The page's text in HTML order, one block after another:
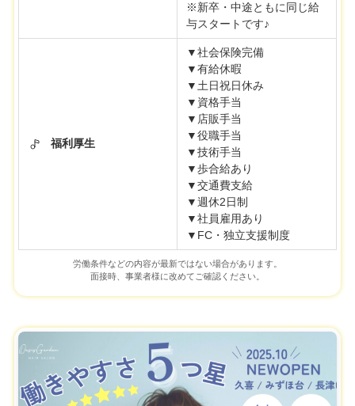
※新卒・中途ともに同じ給
与スタートです♪
福利厚生
▼社会保険完備
▼有給休暇
▼土日祝日休み
▼資格手当
▼店販手当
▼役職手当
▼技術手当
▼歩合給あり
▼交通費支給
▼週休2日制
▼社員雇用あり
▼FC・独立支援制度
労働条件などの内容が最新ではない場合があります。
面接時、事業者様に改めてご確認ください。